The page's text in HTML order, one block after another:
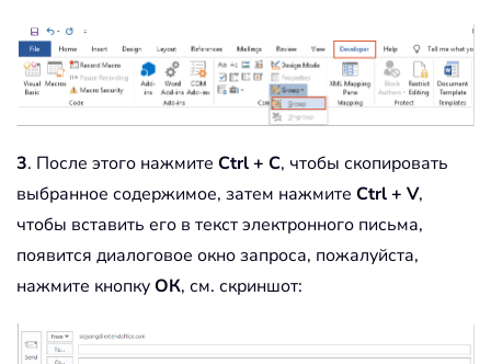
3. После этого нажмите Ctrl + C, чтобы скопировать
выбранное содержимое, затем нажмите Ctrl + V,
чтобы вставить его в текст электронного письма,
появится диалоговое окно запроса, пожалуйста,
нажмите кнопкуОК, см. скриншот: